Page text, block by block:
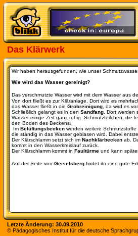
Das Klärwerk
Wir haben herausgefunden, wie unser
Wie wird das Wasser gereinigt?
Das verschmutzte Wasser wird mit dem Wasser aus
Von dort fließt es zur Kläranlage. Dort wird es
das Wasser fließt in die Grobreinigung , da wird es
Schließlich gelangt es in den Sandfang . Dort
Wasser einige Zeit ganz ruhig. Schmutzteilchen, die
den Boden des Beckens.
Im Belüftungsbecken werden weitere
die ständig in das Wasser geblasen wird. Dabei
Der Klärschlamm setzt sich im Nachklärbecken ab.
kommt in den Wasserkreislauf zurück.
Der Klärschlamm kommt in Faultürme und kann
Auf der Seite von Geiselsberg findet ihr eine gute
Letzte Änderung: 30.09.2010
© Pädagogisches Institut für die deutsche